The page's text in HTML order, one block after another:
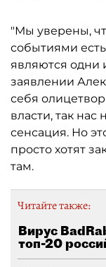
"Мы уверены,
событиями
являются одни
заявлении
себя
власти, так нас
сенсация. Но
просто хотят
там.
Читайте также:
Вирус
топ-20